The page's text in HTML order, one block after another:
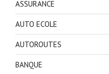
ASSURANCE
AUTO ECOLE
AUTOROUTES
BANQUE